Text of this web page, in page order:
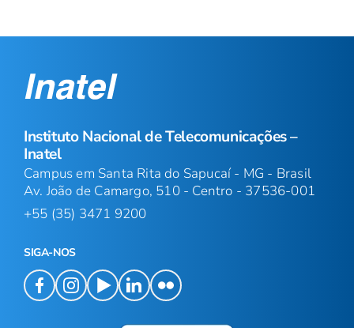
Instituto Nacional de Telecomunicações –
Inatel
Campus em Santa Rita do Sapucaí - MG - Brasil
Av. João de Camargo, 510 - Centro - 37536-001
+55 (35) 3471 9200
SIGA-NOS